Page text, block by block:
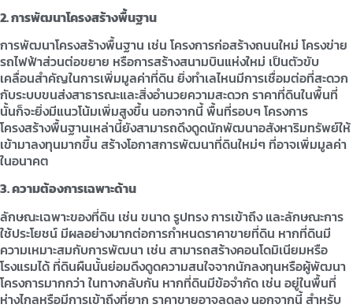
2. การพัฒนาโครงสร้างพื้นฐาน
การพัฒนาโครงสร้างพื้นฐาน เช่น โครงการก่อสร้างถนนใหม่ โครงข่าย
รถไฟฟ้าส่วนต่อขยาย หรือการสร้างสนามบินแห่งใหม่ เป็นตัวขับ
เคลื่อนสำคัญในการเพิ่มมูลค่าที่ดิน ยิ่งทำเลไหนมีการเชื่อมต่อที่สะดวก
กับระบบขนส่งสาธารณะและสิ่งอำนวยความสะดวก ราคาที่ดินในพื้นที่
นั้นก็จะยิ่งมีแนวโน้มเพิ่มสูงขึ้น นอกจากนี้ พื้นที่รอบๆ โครงการ
โครงสร้างพื้นฐานเหล่านี้ยังสามารถดึงดูดนักพัฒนาอสังหาริมทรัพย์ให้
เข้ามาลงทุนมากขึ้น สร้างโอกาสการพัฒนาที่ดินใหม่ๆ ที่อาจเพิ่มมูลค่า
ในอนาคต
3. ความต้องการเฉพาะด้าน
ลักษณะเฉพาะของที่ดิน เช่น ขนาด รูปทรง การเข้าถึง และลักษณะการ
ใช้ประโยชน์ มีผลอย่างมากต่อการกำหนดราคาขายที่ดิน หากที่ดินมี
ความเหมาะสมกับการพัฒนา เช่น สามารถสร้างคอนโดมิเนียมหรือ
โรงแรมได้ ที่ดินผืนนั้นย่อมดึงดูดความสนใจจากนักลงทุนหรือผู้พัฒนา
โครงการมากกว่า ในทางกลับกัน หากที่ดินมีข้อจำกัด เช่น อยู่ในพื้นที่
ห่างไกลหรือมีการเข้าถึงที่ยาก ราคาขายอาจลดลง นอกจากนี้ สำหรับ